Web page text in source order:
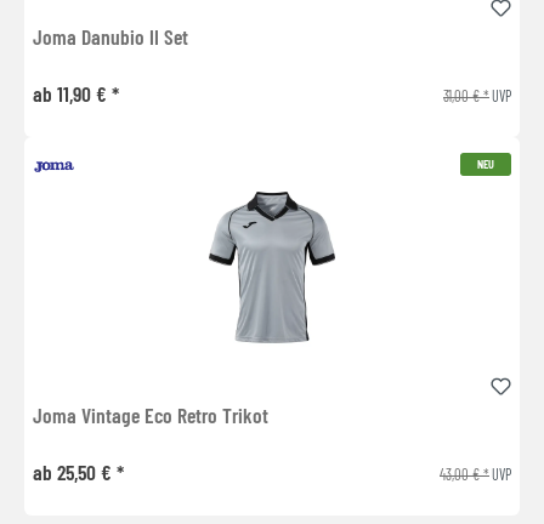
Joma Danubio II Set
ab 11,90 € * 31,00 € *UVP
NEU
Joma Vintage Eco Retro Trikot
ab 25,50 € * 43,00 € *UVP